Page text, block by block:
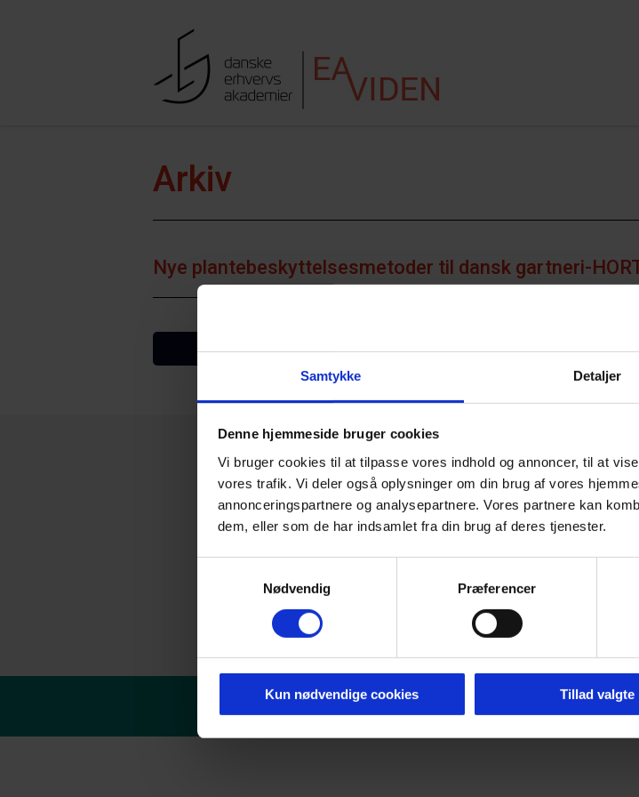
Samtykke Detaljer
Denne hjemmeside bruger cookies
Vi bruger cookies til at tilpasse vores indhold og annoncer, til at
vores trafik. Vi deler også oplysninger om din brug af vores
annonceringspartnere og analysepartnere. Vores partnere kan
dem, eller som de har indsamlet fra din brug af deres tjenester.
Nødvendig
Præferencer
Kun nødvendige cookies Tillad valgte
Arkiv
Nye plantebeskyttelsesmetoder til dansk gartneri-
VIS FLERE
© Danske erhvervsakademier 2026 -